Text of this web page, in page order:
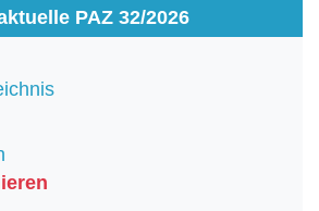
PAZ 32/2026